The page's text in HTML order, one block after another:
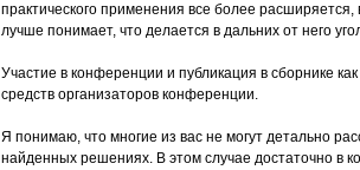
практического применения все более
лучше понимает, что делается в дальних от него
Участие в конференции и публикация в сборнике
средств организаторов конференции.
Я понимаю, что многие из вас не могут детально
найденных решениях. В этом случае достаточно в